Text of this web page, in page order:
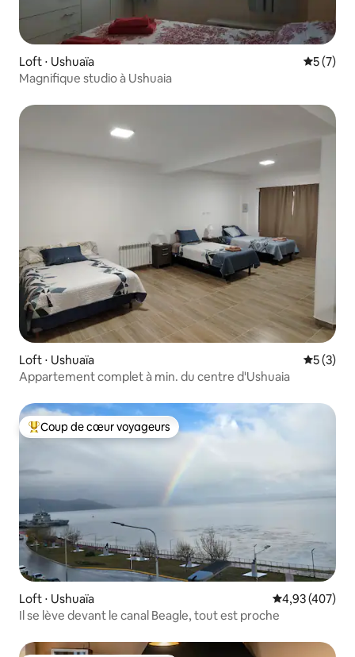
Loft ⋅ Ushuaïa
5 (7)
Magnifique studio à Ushuaia
Loft ⋅ Ushuaïa
5 (3)
Appartement complet à min. du centre d'Ushuaia
Coups de cœur voyageurs les plus appréciés
Coup de cœur voyageurs
Loft ⋅ Ushuaïa Évaluation
4,93 (407)
Il se lève devant le canal Beagle, tout est proche